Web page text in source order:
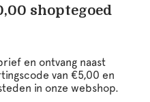
shoptegoed
en ontvang naast
van €5,00 en
in onze webshop.